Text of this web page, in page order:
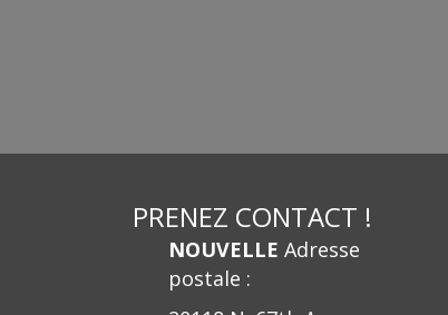
PRENEZ CONTACT !
NOUVELLE Adresse
postale :